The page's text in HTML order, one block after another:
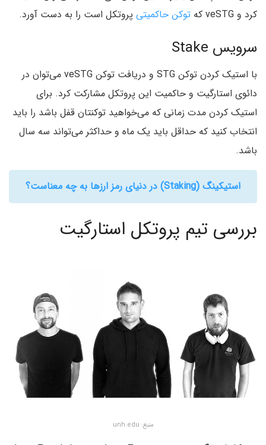
کرد و veSTG‌ که
توکن حاکمیتی پروتکل است را به دست آورد.
سرویس Stake
با استیک کردن توکن STG و دریافت توکن veSTG می‌توان در
دائوی استارگیت و حاکمیت این پروتکل مشارکت کرد. برای
استیک کردن مدت زمانی که می‌خواهید توکنتان قفل باشد را باید
انتخاب کنید که حداقل باید یک ماه و حداکثر می‌تواند سه سال
باشد.
استیکینگ (Staking) در دنیای رمز ارزها به چه معناست؟
بررسی تیم پروتکل استارگیت
منبع: unh.edu